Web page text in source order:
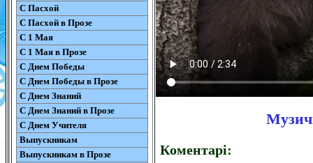
С Пасхой
С Пасхой в Прозе
С 1 Мая
С 1 Мая в Прозе
С Днем Победы
С Днем Победы в Прозе
С Днем Знаний
С Днем Знаний в Прозе
С Днем Учителя
Выпускникам
Выпускникам в Прозе
Коментарі: